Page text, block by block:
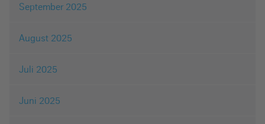
September 2025
August 2025
Juli 2025
Juni 2025